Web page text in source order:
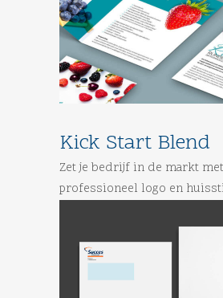
Kick Start Blend
Zet je bedrijf in de markt
professioneel logo en